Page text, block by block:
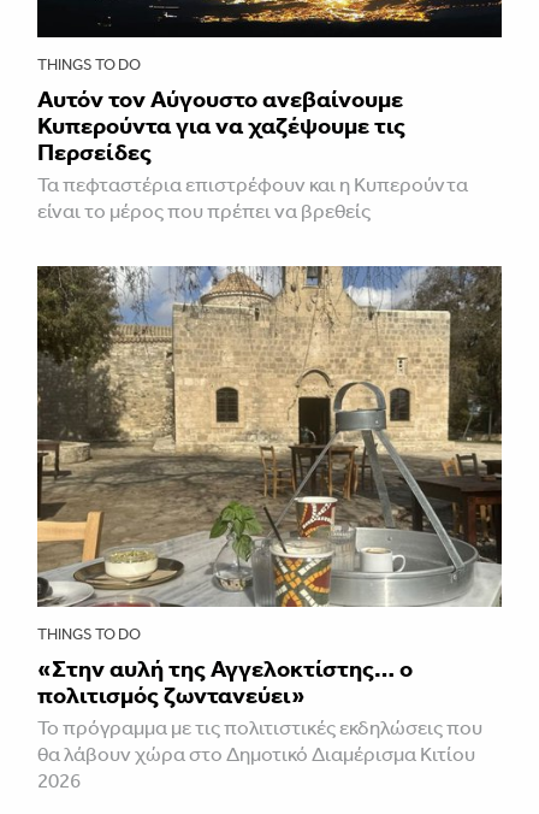
THINGS TO DO
Αυτόν τον Αύγουστο ανεβαίνουμε
Κυπερούντα για να χαζέψουμε τις
Περσείδες
Τα πεφταστέρια επιστρέφουν και η Κυπερούντα
είναι το μέρος που πρέπει να βρεθείς
THINGS TO DO
«Στην αυλή της Αγγελοκτίστης… ο
πολιτισμός ζωντανεύει»
To πρόγραμμα με τις πολιτιστικές εκδηλώσεις που
θα λάβουν χώρα στο Δημοτικό Διαμέρισμα Κιτίου
2026